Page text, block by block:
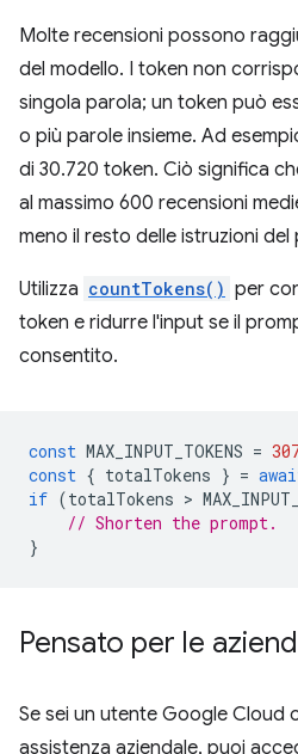
Molte recensioni possono
del modello. I token non
singola parola; un token può
o più parole insieme. Ad
di 30.720 token. Ciò significa
al massimo 600 recensioni
meno il resto delle istruzioni del
Utilizza countTokens() per
token e ridurre l'input se il
consentito.
const MAX_INPUT_TOKENS =
const { totalTokens } =
if (totalTokens >
// Shorten the prompt.
}
Pensato per le
Se sei un utente Google Cloud
assistenza aziendale, puoi